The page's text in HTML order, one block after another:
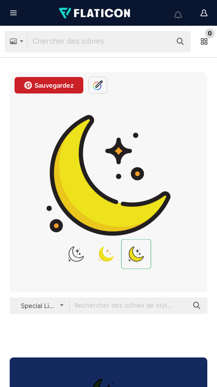
0
Sauvegardez
Special Lineal color